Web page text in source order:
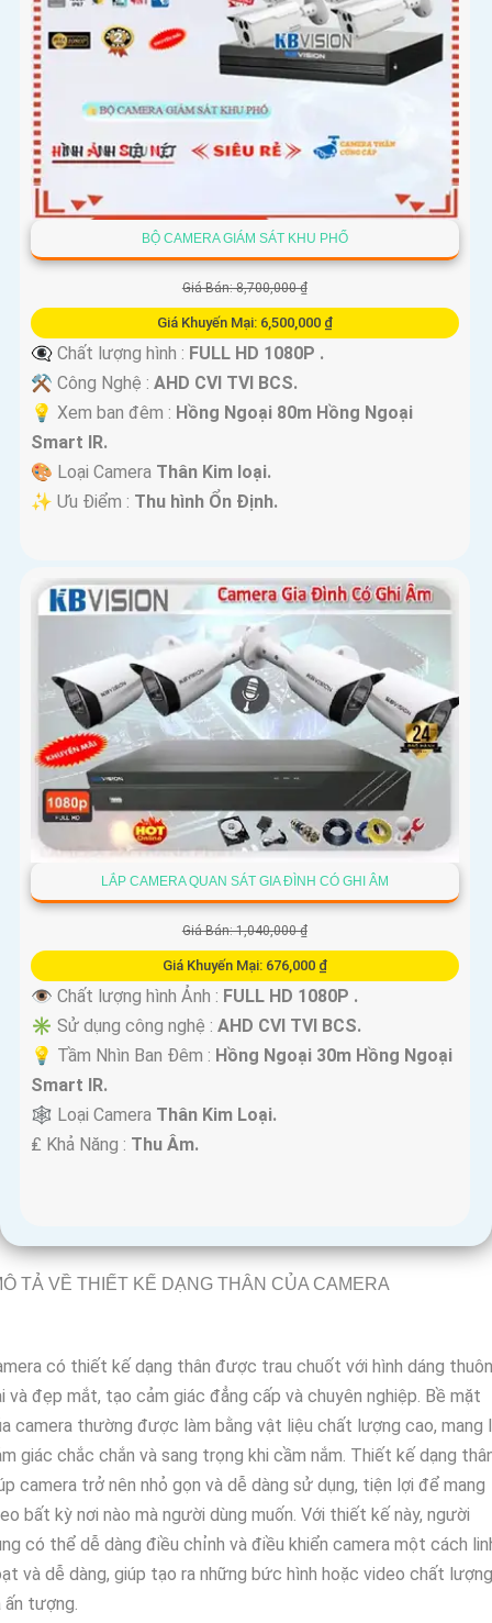
BỘ CAMERA GIÁM SÁT KHU PHỐ
Giá Bán: 8,700,000 ₫
Giá Khuyến Mại: 6,500,000 ₫
👁️‍🗨 Chất lượng hình : FULL HD 1080P .
⚒ Công Nghệ : AHD CVI TVI BCS.
💡 Xem ban đêm : Hồng Ngoại 80m Hồng Ngoại
Smart IR.
🎨 Loại Camera Thân Kim loại.
️✨ Ưu Điểm : Thu hình Ổn Định.
LẮP CAMERA QUAN SÁT GIA ĐÌNH CÓ GHI ÂM
Giá Bán: 1,040,000 ₫
Giá Khuyến Mại: 676,000 ₫
👁 Chất lượng hình Ảnh : FULL HD 1080P .
✳️ Sử dụng công nghệ : AHD CVI TVI BCS.
💡 Tầm Nhìn Ban Đêm : Hồng Ngoại 30m Hồng Ngoại
Smart IR.
🕸️ Loại Camera Thân Kim Loại.
️₤ Khả Năng : Thu Âm.
TẢ VỀ THIẾT KẾ DẠNG THÂN CỦA CAMERA
có thiết kế dạng thân được trau chuốt với hình dáng thuôn
và đẹp mắt, tạo cảm giác đẳng cấp và chuyên nghiệp. Bề mặt
camera thường được làm bằng vật liệu chất lượng cao, mang
giác chắc chắn và sang trọng khi cầm nắm. Thiết kế dạng
camera trở nên nhỏ gọn và dễ dàng sử dụng, tiện lợi để mang
bất kỳ nơi nào mà người dùng muốn. Với thiết kế này, người
có thể dễ dàng điều chỉnh và điều khiển camera một cách
và dễ dàng, giúp tạo ra những bức hình hoặc video chất lượng
ấn tượng.